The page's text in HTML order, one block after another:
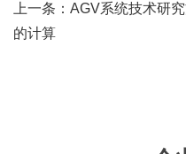
上一条： AGV系统技术研
的计算